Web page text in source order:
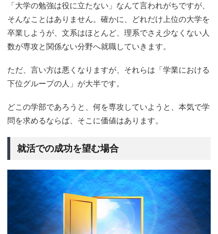
「大学の勉強は役に立たない」なんて言われがちですが、
そんなことはありません。確かに、どれだけ上位の大学を
卒業しようが、文系はほとんど、理系でさえ少なくない人
数が専攻と関係ない分野へ就職していきます。
ただ、言い方は悪くなりますが、それらは「学業における
下位グループの人」が大半です。
どこの学部であろうと、何を専攻していようと、本気で学
問を求めるならば、そこに価値はあります。
就活での成功を望む場合